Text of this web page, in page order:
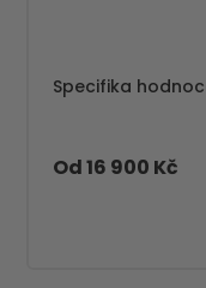
Specifika
Od 16 900 Kč